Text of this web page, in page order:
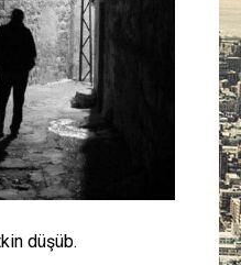
Mədəniyyət
Müsahibə
İdman
Layihə
düşüb.